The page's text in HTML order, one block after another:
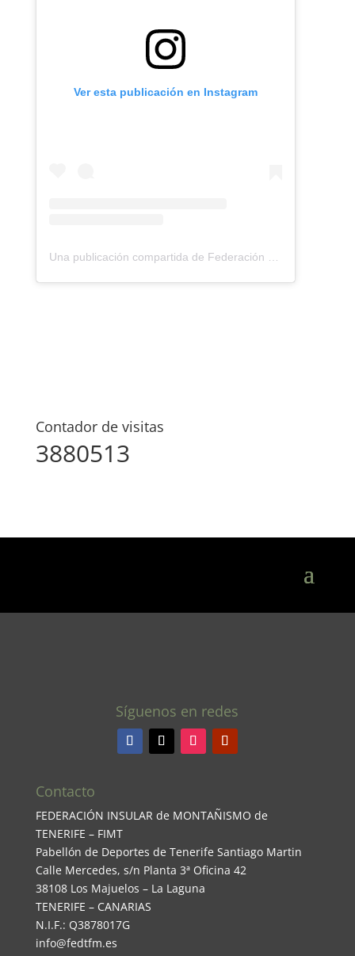
Ver esta publicación en Instagram
Una publicación compartida de Federación Montañismo Tenerife (@federacion_montanismo_tenerife)
Contador de visitas
3880513
Síguenos en redes
Contacto
FEDERACIÓN INSULAR de MONTAÑISMO de
TENERIFE – FIMT
Pabellón de Deportes de Tenerife Santiago Martin
Calle Mercedes, s/n Planta 3ª Oficina 42
38108 Los Majuelos – La Laguna
TENERIFE – CANARIAS
N.I.F.: Q3878017G
info@fedtfm.es